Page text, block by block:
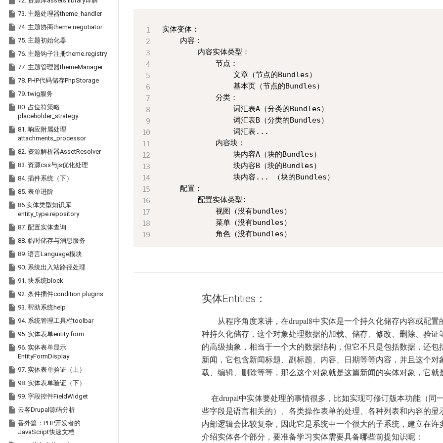
 73. 主题处理器theme_handler
 74. 主题协商theme negotiator
 75. 主题初始化器
 76. 主题钩子注册theme.registry
 77. 主题管理器themeManager
 78. PHP代码储存PhpStorage
 79. twig服务
 80. 占位符策略
placeholder_strategy
 81. 响应附属处理
attachments_processor
 82. 资源解析器AssetResolver
 83. 资源css与js优化处理
 84. 插件系统（下）
 85. 表单进阶
 86.实体类型知识库
entity_type.repository
 87. 配置实体查询
 88. 临时储存与消息服务
 89. 语言Language模块
 90. 系统出入站路径处理
 91. 块系统block
 92. 条件插件condition plugins
 93. 帮助系统help
 94. 系统管理工具栏toolbar
 95. 实体表单entity form
 96. 实体表单显示
EntityFormDisplay
 97. 实体表单验证（上）
 98. 实体表单验证（下）
 99. 字段控件FieldWidget
 云客Drupal源码分析
 番外篇：PHP开发者的
JavaScript快速文档
实体变体：
    内容：
        内容实体类型：
            节点：
                文章（节点的Bundles）
                基本页（节点的Bundles）
            分类：
                词汇表A（分类的Bundles）
                词汇表B（分类的Bundles）
                词汇表...
            内容块：
                块内容A（块的Bundles）
                块内容B（块的Bundles）
                块内容... （块的Bundles）
    配置：
        配置实体类型:
            视图（没有bundles）
            菜单（没有bundles）
            角色（没有bundles）
实体Entities：
从程序角度来讲，在drupal8中实体是一个持久化储存内容或配
种持久化储存，这个对象处理数据的加载、储存、修改、删除、验
的高级抽象，相当于一个大的数据结构，但它不只是包括数据，还
新闻，它包含新闻标题、副标题、内容、日期等等内容，并且这个
载、编辑、删除等等，那么这个对象就是这篇新闻的实体对象，它就
在drupal中实体要处理的事情很多，比如实现可修订版本功能（同
些字段是语言相关的）、各类操作表单的处理、各种列表和内容的
内部逻辑会比较复杂，因此它是系统中一个很大的子系统，建立在
介绍实体各个部分，要准备学习实体需要具备哪些前提知识呢：